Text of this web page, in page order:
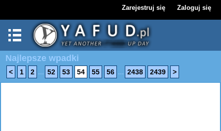
Zarejestruj się Zaloguj się
Najlepsze wpadki
< 1 2 ... 52 53 54 55 56 ... 2438 2439 >